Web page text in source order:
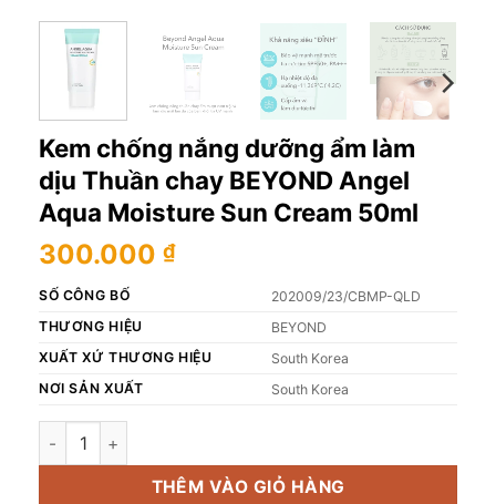
Kem chống nắng dưỡng ẩm làm
dịu Thuần chay BEYOND Angel
Aqua Moisture Sun Cream 50ml
300.000 ₫
SỐ CÔNG BỐ
202009/23/CBMP-QLD
THƯƠNG HIỆU
BEYOND
XUẤT XỨ THƯƠNG HIỆU
South Korea
NƠI SẢN XUẤT
South Korea
Kem chống nắng dưỡng ẩm làm dịu Thuần chay BEYOND
THÊM VÀO GIỎ HÀNG